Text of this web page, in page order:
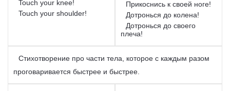
Touch your knee!
Touch your shoulder!
Прикоснись к своей ноге!
Дотронься до колена!
Дотронься до своего
плеча!
Стихотворение про части тела, которое с каждым разом
проговаривается быстрее и быстрее.